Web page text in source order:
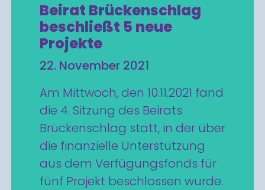
Beirat Brückenschlag
beschließt 5 neue
Projekte
22. November 2021
Am Mittwoch, den 10.11.2021 fand
die 4. Sitzung des Beirats
Brückenschlag statt, in der über
die finanzielle Unterstützung
aus dem Verfügungsfonds für
fünf Projekt beschlossen wurde.